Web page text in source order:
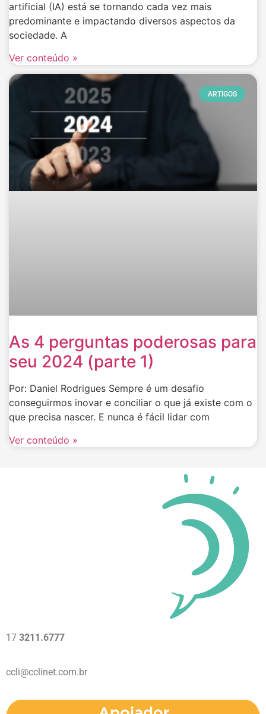
artificial (IA) está se tornando cada vez mais
predominante e impactando diversos aspectos da
sociedade. A
Ver conteúdo »
ARTIGOS
As 4 perguntas poderosas para
seu 2024 (parte 1)
Por: Daniel Rodrigues Sempre é um desafio
conseguirmos inovar e conciliar o que já existe com o
que precisa nascer. E nunca é fácil lidar com
Ver conteúdo »
17 3211.6777
ccli@cclinet.com.br